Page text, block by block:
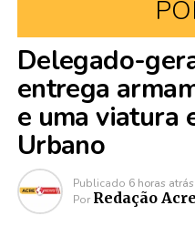
Delegado-
entrega
e uma viatura
Urbano
Publicado 6 horas atrás
Por Redação